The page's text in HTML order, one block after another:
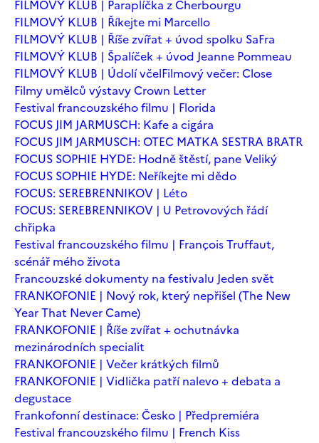
FILMOVÝ KLUB | Paraplíčka z Cherbourgu
FILMOVÝ KLUB | Říkejte mi Marcello
FILMOVÝ KLUB | Říše zvířat + úvod spolku SaFra
FILMOVÝ KLUB | Špalíček + úvod Jeanne Pommeau
FILMOVÝ KLUB | Údolí včelFilmový večer: Close
Filmy umělců výstavy Crown Letter
Festival francouzského filmu | Florida
FOCUS JIM JARMUSCH: Kafe a cigára
FOCUS JIM JARMUSCH: OTEC MATKA SESTRA BRATR
FOCUS SOPHIE HYDE: Hodně štěstí, pane Veliký
FOCUS SOPHIE HYDE: Neříkejte mi dědo
FOCUS: SEREBRENNIKOV | Léto
FOCUS: SEREBRENNIKOV | U Petrovových řádí
chřipka
Festival francouzského filmu | François Truffaut,
scénář mého života
Francouzské dokumenty na festivalu Jeden svět
FRANKOFONIE | Nový rok, který nepřišel (The New
Year That Never Came)
FRANKOFONIE | Říše zvířat + ochutnávka
mezinárodních specialit
FRANKOFONIE | Večer krátkých filmů
FRANKOFONIE | Vidlička patří nalevo + debata a
degustace
Frankofonní destinace: Česko | Předpremiéra
Festival francouzského filmu | French Kiss